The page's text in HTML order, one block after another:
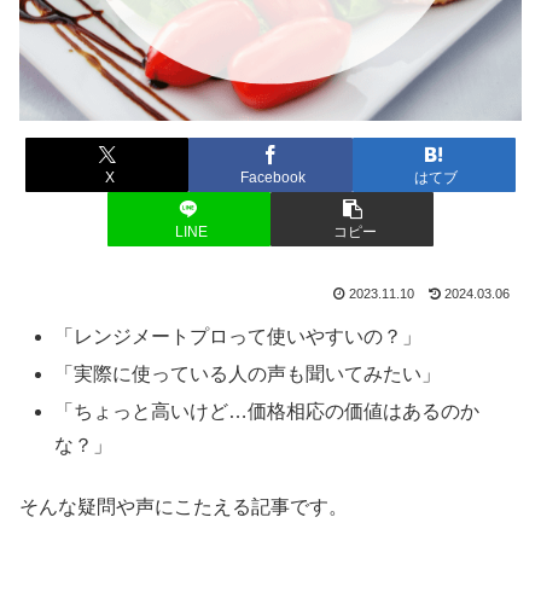
X Facebook はてブ
LINE コピー
2023.11.10 2024.03.06
「レンジメートプロって使いやすいの？」
「実際に使っている人の声も聞いてみたい」
「ちょっと高いけど…価格相応の価値はあるのか
な？」
そんな疑問や声にこたえる記事です。